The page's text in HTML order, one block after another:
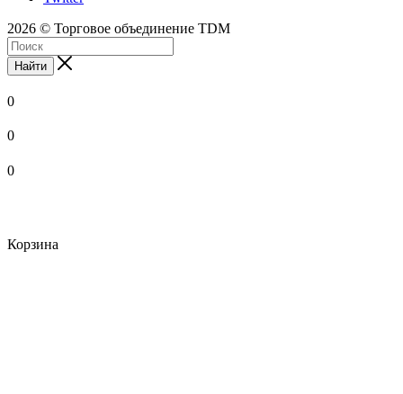
2026 © Торговое объединение TDM
Найти
0
0
0
Корзина